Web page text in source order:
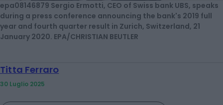
epa08146879 Sergio Ermotti, CEO of Swiss bank UBS, speaks
during a press conference announcing the bank's 2019 full
year and fourth quarter result in Zurich, Switzerland, 21
January 2020. EPA/CHRISTIAN BEUTLER
Titta Ferraro
30 Luglio 2025